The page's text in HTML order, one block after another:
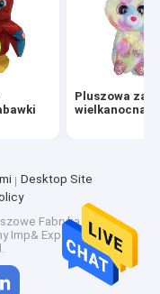
Pluszowa
wielkanocna
Desktop Site
Fabryka w
Imp& Exp Co., Ltd.. All